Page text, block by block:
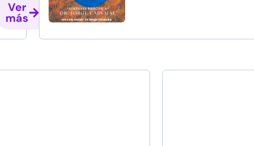
Ver
más